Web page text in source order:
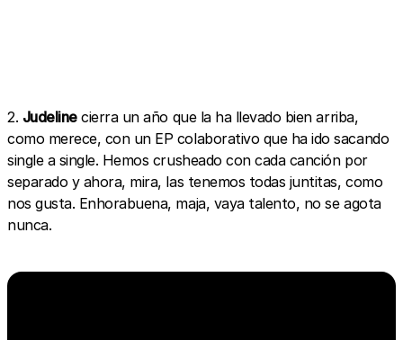
2. Judelinecierra un año que la ha llevado bien arriba,
como merece, con un EP colaborativo que ha ido sacando
single a single. Hemos crusheado con cada canción por
separado y ahora, mira, las tenemos todas juntitas, como
nos gusta. Enhorabuena, maja, vaya talento, no se agota
nunca.